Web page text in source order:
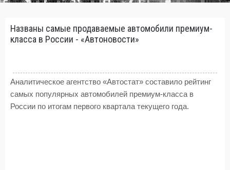
Названы самые продаваемые автомобили премиум-
класса в России - «Автоновости»
Аналитическое агентство «Автостат» составило рейтинг
самых популярных автомобилей премиум-класса в
России по итогам первого квартала текущего года.